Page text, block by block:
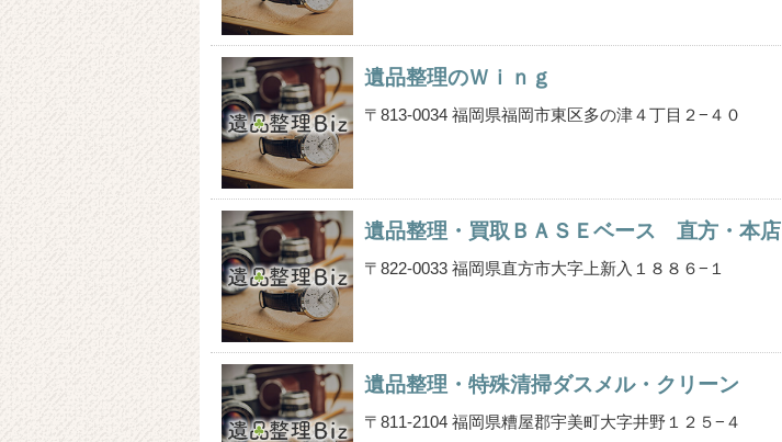
遺品整理のＷｉｎｇ
〒813-0034 福岡県福岡市東区多の津４丁目２−４０
遺品整理・買取ＢＡＳＥベース 直方・本店
〒822-0033 福岡県直方市大字上新入１８８６−１
遺品整理・特殊清掃ダスメル・クリーン
〒811-2104 福岡県糟屋郡宇美町大字井野１２５−４